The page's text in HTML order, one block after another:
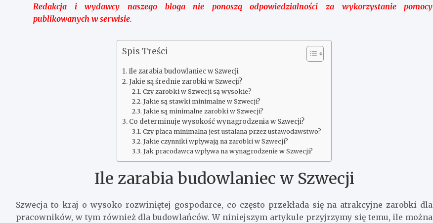
Redakcja i wydawcy naszego bloga nie ponoszą odpowiedzialności za wykorzystanie pomocy
publikowanych w serwisie.
Spis Treści
Ile zarabia budowlaniec w Szwecji
Jakie są średnie zarobki w Szwecji?
Czy zarobki w Szwecji są wysokie?
Jakie są stawki minimalne w Szwecji?
Jakie są minimalne zarobki w Szwecji?
Co determinuje wysokość wynagrodzenia w Szwecji?
Czy płaca minimalna jest ustalana przez ustawodawstwo?
Jakie czynniki wpływają na zarobki w Szwecji?
Jak pracodawca wpływa na wynagrodzenie w Szwecji?
Ile zarabia budowlaniec w Szwecji
Szwecja to kraj o wysoko rozwiniętej gospodarce, co często przekłada się na atrakcyjne zarobki dla
pracowników, w tym również dla budowlańców. W niniejszym artykule przyjrzymy się temu, ile można